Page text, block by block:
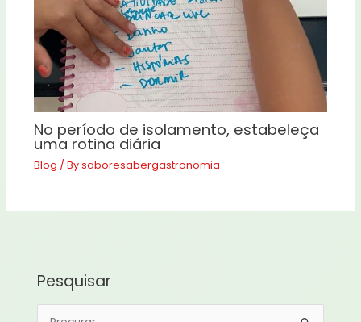
No período de isolamento, estabeleça
uma rotina diária
Blog / Bysaboresabergastronomia
Pesquisar